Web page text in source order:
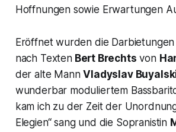
Hoffnungen sowie Erwartungen
Eröffnet wurden die
nach TextenBert Brechts von
der alte MannVladyslav
wunderbar moduliertem
kam ich zu der Zeit der
Elegien“sang und die Sopranistin